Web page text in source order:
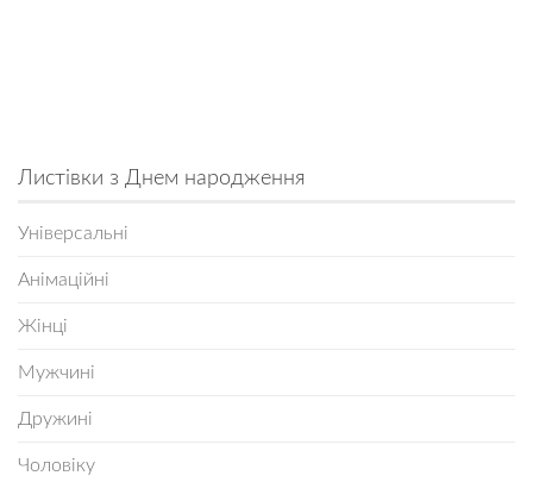
Листівки з Днем народження
Універсальні
Анімаційні
Жінці
Мужчині
Дружині
Чоловіку